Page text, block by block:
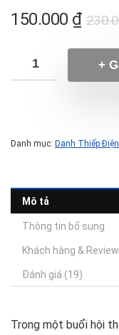
150.000 ₫
+
Danh mục: Danh Thiếp
Mô tả
Thông tin bổ sung
Khách hàng & Review
Đánh giá (19)
Trong một buổi hội